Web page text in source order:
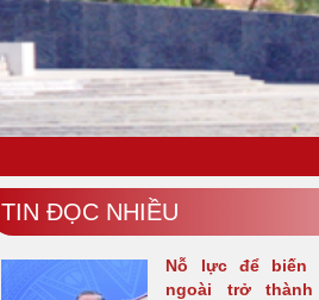
TIN ĐỌC NHIỀU
Nỗ lực để biến
ngoài trở thành